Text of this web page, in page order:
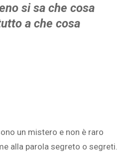
si sa che cosa
a che cosa
un mistero e non è raro
alla parola segreto o segreti.